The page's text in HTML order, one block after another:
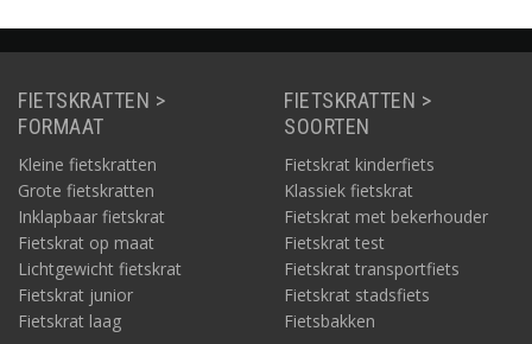
FIETSKRATTEN >
FORMAAT
Kleine fietskratten
Grote fietskratten
Inklapbaar fietskrat
Fietskrat op maat
Lichtgewicht fietskrat
Fietskrat junior
Fietskrat laag
FIETSKRATTEN >
SOORTEN
Fietskrat kinderfiets
Klassiek fietskrat
Fietskrat met bekerhouder
Fietskrat test
Fietskrat transportfiets
Fietskrat stadsfiets
Fietsbakken